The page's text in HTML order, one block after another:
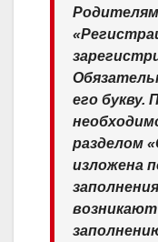
его букву.
разделом
изложена